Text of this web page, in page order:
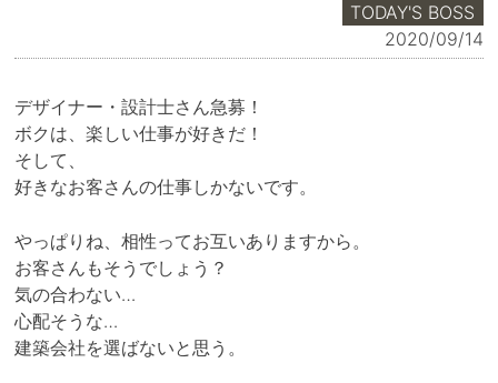
TODAY'S BOSS
2020/09/14
デザイナー・設計士さん急募！
ボクは、楽しい仕事が好きだ！
そして、
好きなお客さんの仕事しかないです。
やっぱりね、相性ってお互いありますから。
お客さんもそうでしょう？
気の合わない…
心配そうな…
建築会社を選ばないと思う。